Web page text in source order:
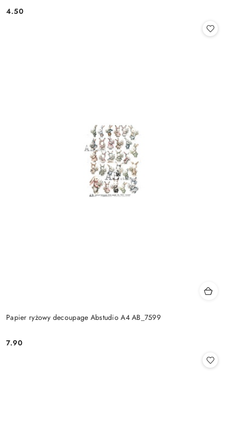
Cena:
4.50
Papier ryżowy decoupage Abstudio A4 AB_7599
Cena:
7.90